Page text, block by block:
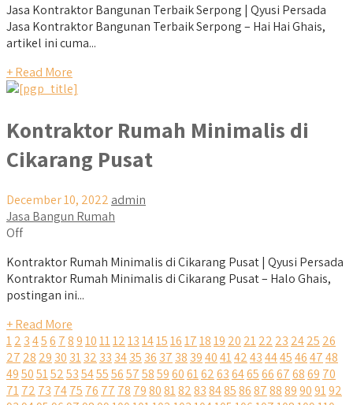
Jasa Kontraktor Bangunan Terbaik Serpong | Qyusi Persada
Jasa Kontraktor Bangunan Terbaik Serpong – Hai Hai Ghais,
artikel ini cuma...
+ Read More
Kontraktor Rumah Minimalis di
Cikarang Pusat
December 10, 2022 admin
Jasa Bangun Rumah
Off
Kontraktor Rumah Minimalis di Cikarang Pusat | Qyusi Persada
Kontraktor Rumah Minimalis di Cikarang Pusat – Halo Ghais,
postingan ini...
+ Read More
12 3456 78910111213141516171819 20 2122 23 2425 26
27 28 29 30 3132 33 3435 36 37 38 39404142434445464748
495051525354555657585960616263646566676869 70
7172 73 7475 76 77 78 7980818283848586878889909192